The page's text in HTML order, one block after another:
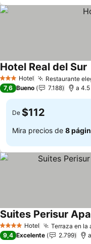
3 Estrellas
Hotel Restaurante
Hotel Real del Sur
7,6 Bueno 7.188 a
De $112
Mira precios de 8
4 EstrellasHotel Terraza en la
Suites Perisur
9,4 Excelente 2.799